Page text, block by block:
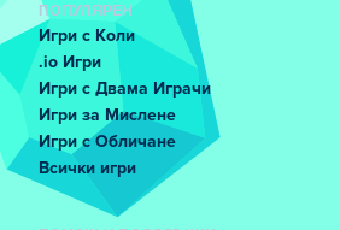
ПОПУЛЯРЕН
Игри с Коли
.io Игри
Игри с Двама Играчи
Игри за Мислене
Игри с Обличане
Всички игри